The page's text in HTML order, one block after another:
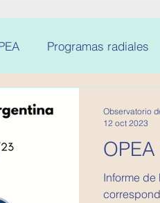
Programas radiales
Informe de
Observatorio
12 oct 2023